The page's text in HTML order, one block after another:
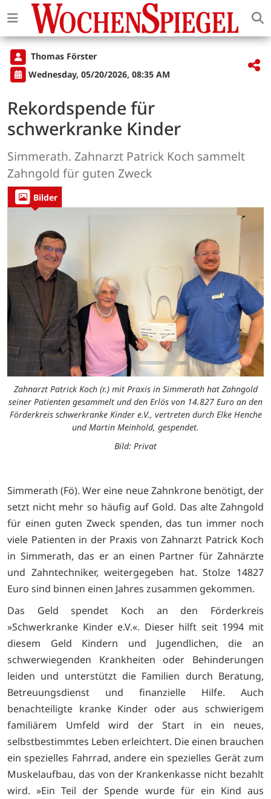
Thomas Förster
Wednesday, 05/20/2026, 08:35 AM
Rekordspende für
schwerkranke Kinder
Simmerath. Zahnarzt Patrick Koch sammelt
Zahngold für guten Zweck
Bilder
Zahnarzt Patrick Koch (r.) mit Praxis in Simmerath hat Zahngold
seiner Patienten gesammelt und den Erlös von 14.827 Euro an den
Förderkreis schwerkranke Kinder e.V., vertreten durch Elke Henche
und Martin Meinhold, gespendet.
Bild: Privat
Simmerath (Fö). Wer eine neue Zahnkrone benötigt, der
setzt nicht mehr so häufig auf Gold. Das alte Zahngold
für einen guten Zweck spenden, das tun immer noch
viele Patienten in der Praxis von Zahnarzt Patrick Koch
in Simmerath, das er an einen Partner für Zahnärzte
und Zahntechniker, weitergegeben hat. Stolze 14827
Euro sind binnen einen Jahres zusammen gekommen.
Das Geld spendet Koch an den Förderkreis
»Schwerkranke Kinder e.V.«. Dieser hilft seit 1994 mit
diesem Geld Kindern und Jugendlichen, die an
schwerwiegenden Krankheiten oder Behinderungen
leiden und unterstützt die Familien durch Beratung,
Betreuungsdienst und finanzielle Hilfe. Auch
benachteiligte kranke Kinder oder aus schwierigem
familiärem Umfeld wird der Start in ein neues,
selbstbestimmtes Leben erleichtert. Die einen brauchen
ein spezielles Fahrrad, andere ein spezielles Gerät zum
Muskelaufbau, das von der Krankenkasse nicht bezahlt
wird. »Ein Teil der Spende wurde für ein Kind aus